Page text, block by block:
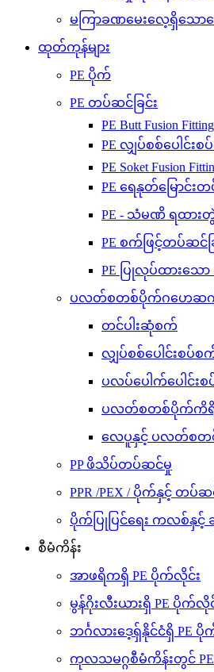
မကြာခဏမေးလေ့ရှိသောမေ
ထုတ်ကုန်များ
PE ပိုက်
PE တပ်ဆင်ခြင်း
PE Butt Fusion Fitting
PE လျှပ်စစ်ပေါင်
PE Soket Fusion
PE ရေနုတ်မြောင်းတ
PE - သံမဏိ ရထား
PE စက်ဖြင့်တပ်ဆင်ခ
PE ပြုလုပ်ထားသေ
ပလတ်စတစ်ပိုက်ဂဟေဆ
တင်ပါးဆုံစက်
လျှပ်စစ်ပေါင်းစပ်စ
ပလပ်ပေါက်ပေါင်း
ပလတ်စတစ်ပိုက်ကိရိယ
လေပူနှင့် ပလတ်စတစ်
PP ဖိသိပ်တပ်ဆင်မှု
PPR /PEX / ပိုက်နှင့် တပ်ဆ
ပိုက်ပြုပြင်ရေး ကလစ်နှ
စီမံကိန်း
အာဖရိကရှိ PE ပိုက်လိုင်း
မွန်ဂိုးလီးယားရှိ PE ပိုက်လို
ဘင်္ဂလားဒေ့ရှ်နိုင်ငံရှိ PE
ကုလသမဂ္ဂစီမံကိန်းတွင်